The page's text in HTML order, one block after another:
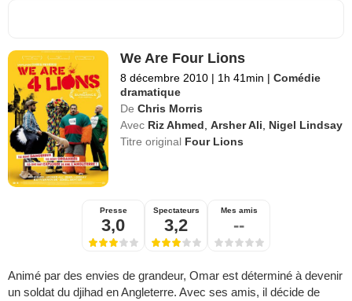
We Are Four Lions
8 décembre 2010 | 1h 41min | Comédie
dramatique
De Chris Morris
Avec Riz Ahmed,Arsher Ali, Nigel Lindsay
Titre original Four Lions
Presse
3,0
Spectateurs
3,2
Mes amis
--
Animé par des envies de grandeur, Omar est déterminé à devenir
un soldat du djihad en Angleterre. Avec ses amis, il décide de